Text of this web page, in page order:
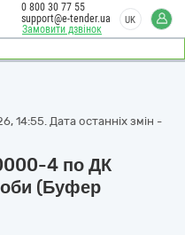
Замовити дзвінок
0 800 30 77 55
support@e-tender.ua
UK
14:55. Дата останніх змін -
4 по ДК
(Буфер